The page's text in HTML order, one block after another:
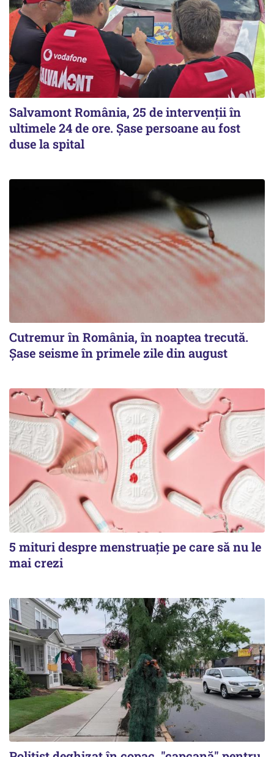
Salvamont România, 25 de intervenții în
ultimele 24 de ore. Șase persoane au fost
duse la spital
Cutremur în România, în noaptea trecută.
Șase seisme în primele zile din august
5 mituri despre menstruație pe care să nu le
mai crezi